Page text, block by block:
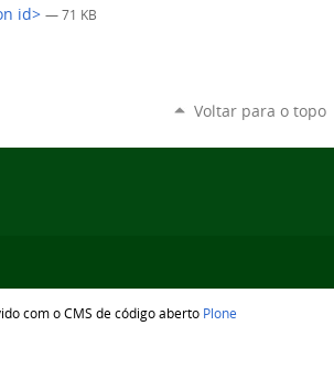
id> — 71 KB
Voltar para o topo
com o CMS de código aberto Plone